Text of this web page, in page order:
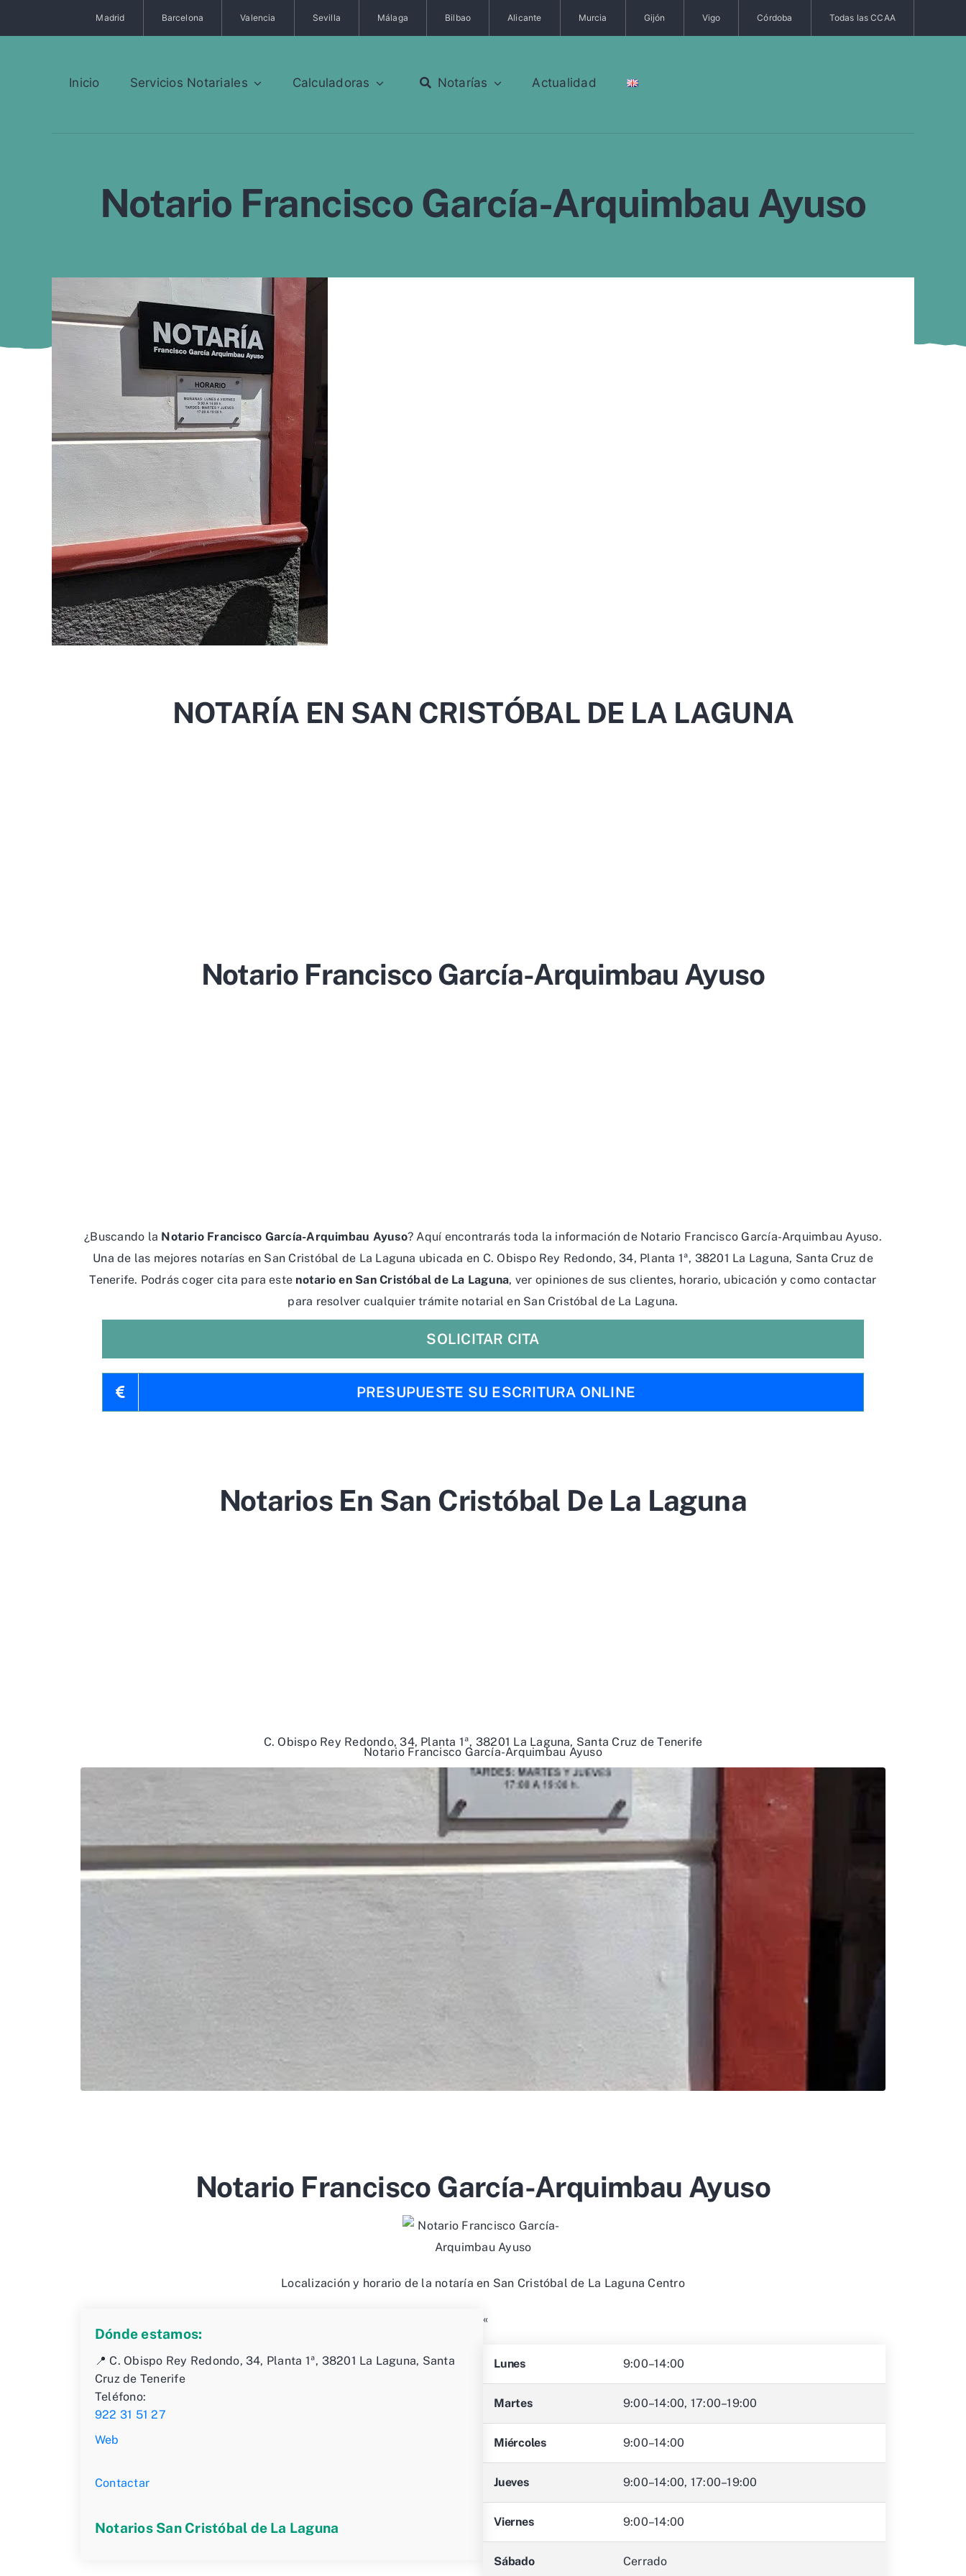
Madrid Barcelona Valencia Sevilla Málaga Bilbao Alicante Murcia Gijón Vigo Córdoba Todas las CCAA
Inicio Servicios Notariales Calculadoras Notarías Actualidad
Notario Francisco García-Arquimbau Ayuso
NOTARÍA EN SAN CRISTÓBAL DE LA LAGUNA
Notario Francisco García-Arquimbau Ayuso
¿Buscando la Notario Francisco García-Arquimbau Ayuso? Aquí encontrarás toda la información de Notario Francisco García-Arquimbau Ayuso.
Una de las mejores notarías en San Cristóbal de La Laguna ubicada en C. Obispo Rey Redondo, 34, Planta 1ª, 38201 La Laguna, Santa Cruz de
Tenerife. Podrás coger cita para este notario en San Cristóbal de La Laguna, ver opiniones de sus clientes, horario, ubicación y como contactar
para resolver cualquier trámite notarial en San Cristóbal de La Laguna.
SOLICITAR CITA
PRESUPUESTE SU ESCRITURA ONLINE
Notarios En San Cristóbal De La Laguna
Notario Francisco García-Arquimbau Ayuso
C. Obispo Rey Redondo, 34, Planta 1ª, 38201 La Laguna, Santa Cruz de Tenerife
Notario Francisco García-Arquimbau Ayuso
Localización y horario de la notaría en San Cristóbal de La Laguna Centro
Dónde estamos:
📍 C. Obispo Rey Redondo, 34, Planta 1ª, 38201 La Laguna, Santa
Cruz de Tenerife
Teléfono:
922 31 51 27
Web
Contactar
Notarios San Cristóbal de La Laguna
«
Lunes 9:00–14:00
Martes 9:00–14:00, 17:00–19:00
Miércoles 9:00–14:00
Jueves 9:00–14:00, 17:00–19:00
Viernes 9:00–14:00
Sábado Cerrado